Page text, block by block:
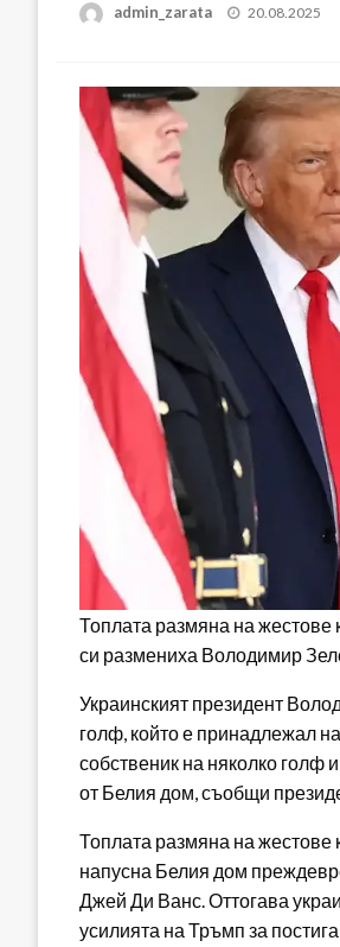
admin_zarata
Posted
20.08.2025
Топлата размяна на жестове
си размениха Володимир
Украинският президент
голф, който е принадлежал
собственик на няколко голф
от Белия дом, съобщи
Топлата размяна на жестове
напусна Белия дом
Джей Ди Ванс. Оттогава
усилията на Тръмп за